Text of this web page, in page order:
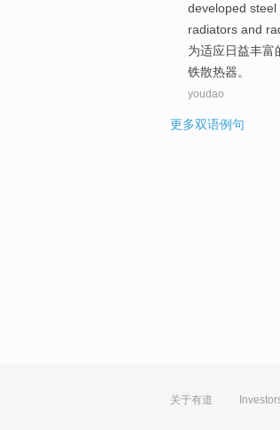
developed steel
radiators and
为适应日益丰富
铁散热器。
youdao
更多双语例句
关于有道